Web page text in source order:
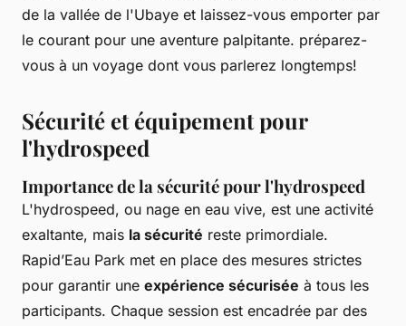
de la vallée de l'Ubaye et laissez-vous emporter par
le courant pour une aventure palpitante. préparez-
vous à un voyage dont vous parlerez longtemps!
Sécurité et équipement pour
l'hydrospeed
Importance de la sécurité pour l'hydrospeed
L'hydrospeed, ou nage en eau vive, est une activité
exaltante, mais la sécurité reste primordiale.
Rapid’Eau Park met en place des mesures strictes
pour garantir une expérience sécurisée à tous les
participants. Chaque session est encadrée par des